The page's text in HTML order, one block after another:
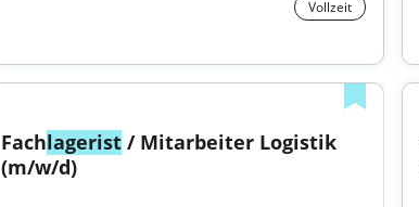
Vollzeit
Fachlagerist / Mitarbeiter Logistik
(m/w/d)